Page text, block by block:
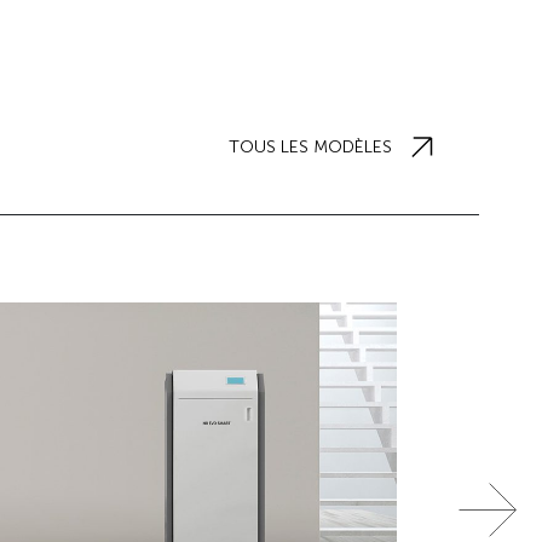
TOUS LES MODÈLES